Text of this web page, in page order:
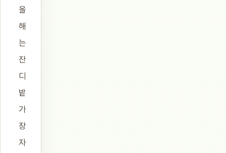
올
해
는
잔
디
밭
가
장
자